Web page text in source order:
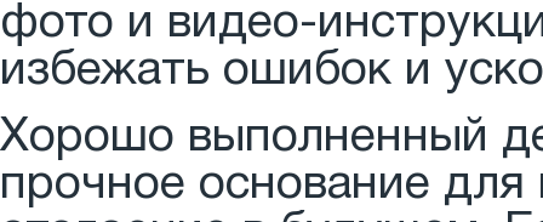
фото и видео-
избежать ошибок и
Хорошо выполненный
прочное основание